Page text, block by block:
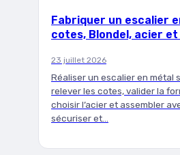
Fabriquer un escalier
cotes, Blondel, acier
23 juillet 2026
Réaliser un escalier en métal
relever les cotes, valider la
choisir l’acier et assembler
sécuriser et…